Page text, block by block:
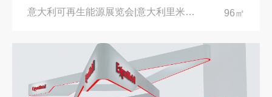
意大利可再生能源展览会|意大利里米尼会展中心 96㎡